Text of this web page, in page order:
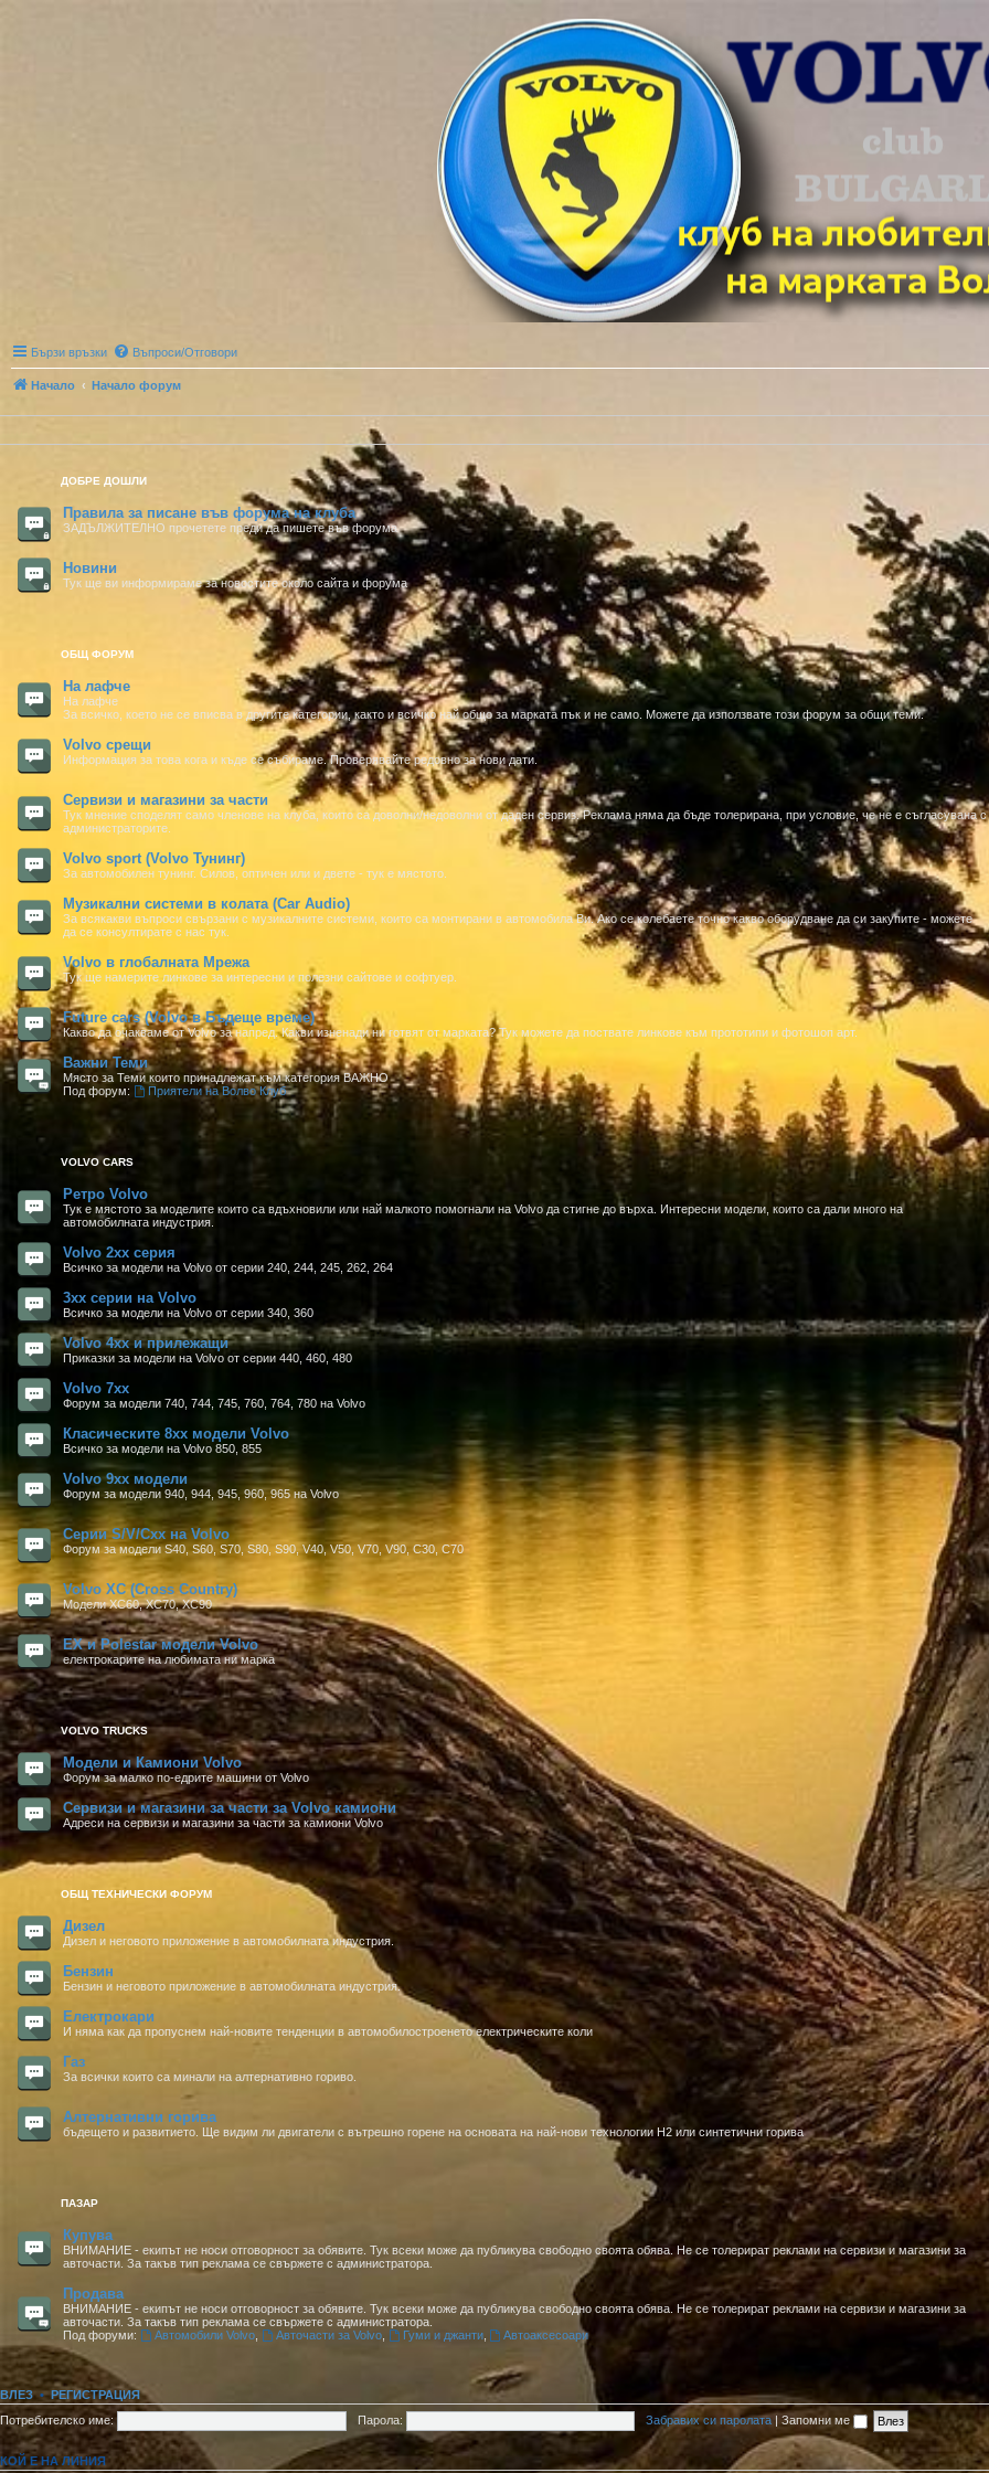
Бързи връзки Въпроси/Отговори
Начало Начало форум
ДОБРЕ ДОШЛИ
Правила за писане във форума на клуба
ЗАДЪЛЖИТЕЛНО прочетете преди да пишете във форума
Новини
Тук ще ви информираме за новостите около сайта и форума
ОБЩ ФОРУМ
На лафче
На лафче
За всичко, което не се вписва в другите категории, както и всичко най общо за марката пък и не само. Можете да използвате този форум за общи теми.
Volvo срещи
Информация за това кога и къде се събираме. Проверявайте редовно за нови дати.
Сервизи и магазини за части
Тук мнение споделят само членове на клуба, които са доволни/недоволни от даден сервиз. Реклама няма да бъде толерирана, при условие, че не е съгласувана с
администраторите.
Volvo sport (Volvo Тунинг)
За автомобилен тунинг. Силов, оптичен или и двете - тук е мястото.
Музикални системи в колата (Car Audio)
За всякакви въпроси свързани с музикалните системи, които са монтирани в автомобила Ви. Ако се колебаете точно какво оборудване да си закупите - можете
да се консултирате с нас тук.
Volvo в глобалната Мрежа
Тук ще намерите линкове за интересни и полезни сайтове и софтуер.
Future cars (Volvo в Бъдеще време)
Какво да очакваме от Volvo за напред. Какви изненади ни готвят от марката? Тук можете да поствате линкове към прототипи и фотошоп арт.
Важни Теми
Място за Теми които принадлежат към категория ВАЖНО
Под форум:
Приятели на Волво Клуб
VOLVO CARS
Ретро Volvo
Тук е мястото за моделите които са вдъхновили или най малкото помогнали на Volvo да стигне до върха. Интересни модели, които са дали много на
автомобилната индустрия.
Volvo 2xx серия
Всичко за модели на Volvo от серии 240, 244, 245, 262, 264
3xx серии на Volvo
Всичко за модели на Volvo от серии 340, 360
Volvo 4xx и прилежащи
Приказки за модели на Volvo от серии 440, 460, 480
Volvo 7xx
Форум за модели 740, 744, 745, 760, 764, 780 на Volvo
Класическите 8xx модели Volvo
Всичко за модели на Volvo 850, 855
Volvo 9xx модели
Форум за модели 940, 944, 945, 960, 965 на Volvo
Серии S/V/Cxx на Volvo
Форум за модели S40, S60, S70, S80, S90, V40, V50, V70, V90, C30, C70
Volvo XC (Cross Country)
Mодели XC60, XC70, XC90
EX и Polestar модели Volvo
електрокарите на любимата ни марка
VOLVO TRUCKS
Модели и Камиони Volvo
Форум за малко по-едрите машини от Volvo
Сервизи и магазини за части за Volvo камиони
Адреси на сервизи и магазини за части за камиони Volvo
ОБЩ ТЕХНИЧЕСКИ ФОРУМ
Дизел
Дизел и неговото приложение в автомобилната индустрия.
Бензин
Бензин и неговото приложение в автомобилната индустрия.
Електрокари
И няма как да пропуснем най-новите тенденции в автомобилостроенето електрическите коли
Газ
За всички които са минали на алтернативно гориво.
Алтернативни горива
бъдещето и развитието. Ще видим ли двигатели с вътрешно горене на основата на най-нови технологии H2 или синтетични горива
ПАЗАР
Купува
ВНИМАНИЕ - екипът не носи отговорност за обявите. Тук всеки може да публикува свободно своята обява. Не се толерират реклами на сервизи и магазини за
авточасти. За такъв тип реклама се свържете с администратора.
Продава
ВНИМАНИЕ - екипът не носи отговорност за обявите. Тук всеки може да публикува свободно своята обява. Не се толерират реклами на сервизи и магазини за
авточасти. За такъв тип реклама се свържете с администратора.
Под форуми:
Автомобили Volvo, Авточасти за Volvo, Гуми и джанти, Автоаксесоари
ВЛЕЗ•РЕГИСТРАЦИЯ
Потребителско име:
Парола: Забравих си паролата | Запомни ме
КОЙ Е НА ЛИНИЯ